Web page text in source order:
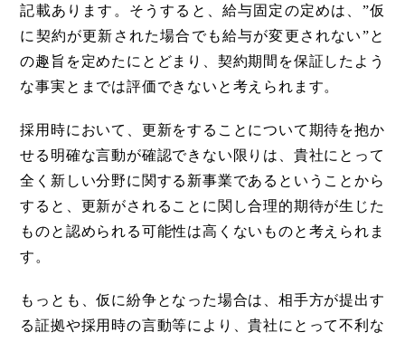
記載あります。そうすると、給与固定の定めは、”仮
に契約が更新された場合でも給与が変更されない”と
の趣旨を定めたにとどまり、契約期間を保証したよう
な事実とまでは評価できないと考えられます。
採用時において、更新をすることについて期待を抱か
せる明確な言動が確認できない限りは、貴社にとって
全く新しい分野に関する新事業であるということから
すると、更新がされることに関し合理的期待が生じた
ものと認められる可能性は高くないものと考えられま
す。
もっとも、仮に紛争となった場合は、相手方が提出す
る証拠や採用時の言動等により、貴社にとって不利な